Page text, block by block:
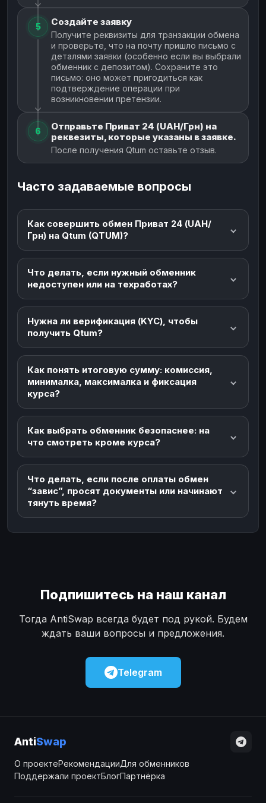
5 Создайте заявку
Получите реквизиты для транзакции обмена
и проверьте, что на почту пришло письмо с
деталями заявки (особенно если вы выбрали
обменник с депозитом). Сохраните это
письмо: оно может пригодиться как
подтверждение операции при
возникновении претензии.
6
Отправьте Приват 24 (UAH/Грн) на
реквезиты, которые указаны в заявке.
После получения Qtum оставьте отзыв.
Часто задаваемые вопросы
Как совершить обмен Приват 24 (UAH/
Грн) на Qtum (QTUM)?
Что делать, если нужный обменник
недоступен или на техработах?
Нужна ли верификация (KYC), чтобы
получить Qtum?
Как понять итоговую сумму: комиссия,
минималка, максималка и фиксация
курса?
Как выбрать обменник безопаснее: на
что смотреть кроме курса?
Что делать, если после оплаты обмен
“завис”, просят документы или начинают
тянуть время?
Подпишитесь на наш канал
Тогда AntiSwap всегда будет под рукой. Будем
ждать ваши вопросы и предложения.
Telegram
AntiSwap
О проектеРекомендацииДля обменников
Поддержали проектБлогПартнёрка